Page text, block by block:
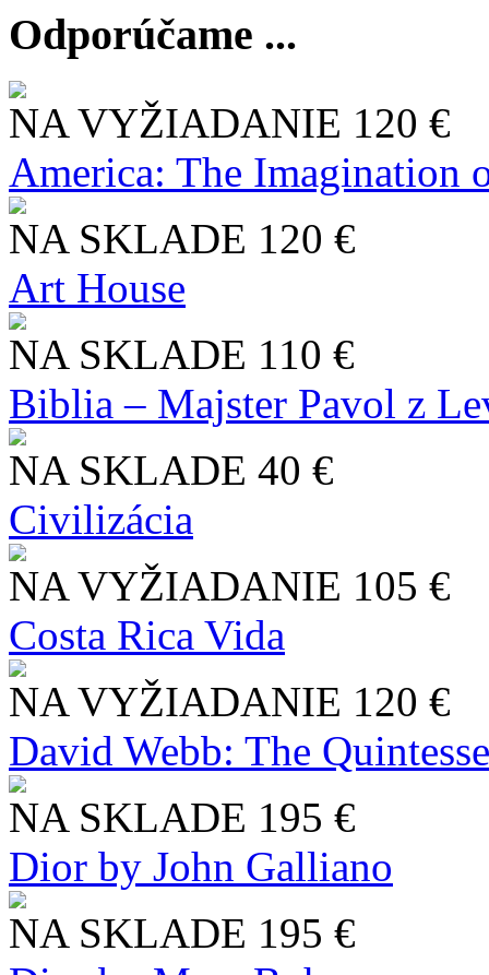
Odporúčame ...
NA VYŽIADANIE 120 €
America: The Imagination
NA SKLADE 120 €
Art House
NA SKLADE 110 €
Biblia – Majster Pavol z
NA SKLADE 40 €
Civilizácia
NA VYŽIADANIE 105 €
Costa Rica Vida
NA VYŽIADANIE 120 €
David Webb: The
NA SKLADE 195 €
Dior by John Galliano
NA SKLADE 195 €